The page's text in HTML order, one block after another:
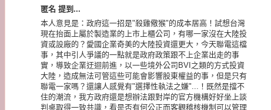
匿名 提到...
本人意見是：政府這一招是"殺雞儆猴"的成本居高！試想台灣
現在抬面上屬於製造業的上市上櫃公司，有哪一家沒在大陸投
資或設廠的？愛國企業奇美的大陸投資還更大，今天聯電這檔
事，其中引人爭議的一點就是政府政策跟不上企業出走的事
實，導致企業迂迴前進，以一些境外公司BVI之類的方式投資
大陸，造成無法可管這些可能會影響股東權益的事，但是只有
聯電一家嗎？還讓人感覺有"選擇性執法之嫌"...！既然是擋不
住的潮流，我方政府還是想辦法跟對岸的官方機構好好坐上談
判桌取得一致共識，看是否有何公正而客觀稽核機制可以管理